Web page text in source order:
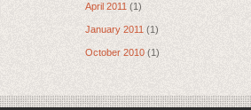
April 2011 (1)
January 2011 (1)
October 2010 (1)